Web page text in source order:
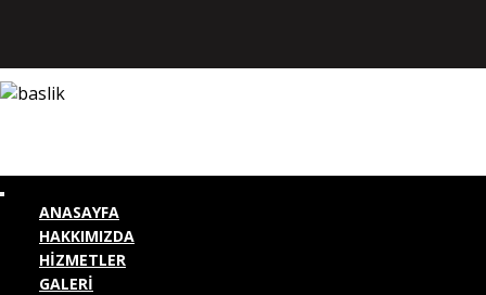
ANASAYFA
HAKKIMIZDA
HİZMETLER
GALERİ